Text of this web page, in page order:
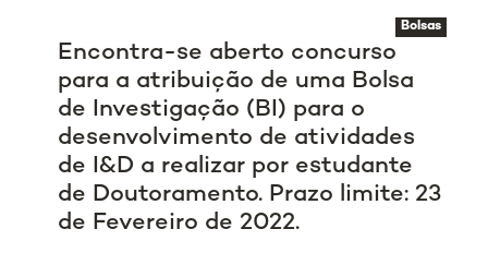
Bolsas
Encontra-se aberto concurso
para a atribuição de uma Bolsa
de Investigação (BI) para o
desenvolvimento de atividades
de I&D a realizar por estudante
de Doutoramento. Prazo limite: 23
de Fevereiro de 2022.